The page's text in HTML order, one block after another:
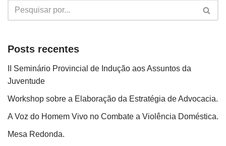
Posts recentes
II Seminário Provincial de Indução aos Assuntos da
Juventude
Workshop sobre a Elaboração da Estratégia de Advocacia.
A Voz do Homem Vivo no Combate a Violência Doméstica.
Mesa Redonda.